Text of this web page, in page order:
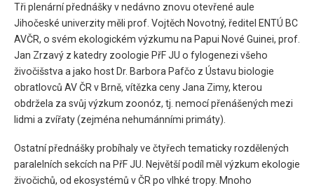
Tři plenární přednášky v nedávno znovu otevřené aule
Jihočeské univerzity měli prof. Vojtěch Novotný, ředitel ENTÚ BC
AVČR, o svém ekologickém výzkumu na Papui Nové Guinei, prof.
Jan Zrzavý z katedry zoologie PřF JU o fylogenezi všeho
živočišstva a jako host Dr. Barbora Pafčo z Ústavu biologie
obratlovců AV ČR v Brně, vítězka ceny Jana Zimy, kterou
obdržela za svůj výzkum zoonóz, tj. nemocí přenášených mezi
lidmi a zvířaty (zejména nehumánními primáty).
Ostatní přednášky probíhaly ve čtyřech tematicky rozdělených
paralelních sekcích na PřF JU. Největší podíl měl výzkum ekologie
živočichů, od ekosystémů v ČR po vlhké tropy. Mnoho